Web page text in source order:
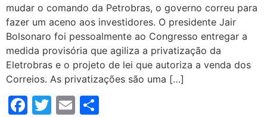
mudar o comando da Petrobras, o governo correu para
fazer um aceno aos investidores. O presidente Jair
Bolsonaro foi pessoalmente ao Congresso entregar a
medida provisória que agiliza a privatização da
Eletrobras e o projeto de lei que autoriza a venda dos
Correios. As privatizações são uma […]
Facebook
Twitter
Email